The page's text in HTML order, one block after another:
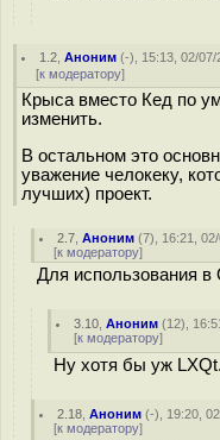
1.2 ,Аноним (-), 15:13, 02/07/
[к модератору]
Крыса вместо Кед по
изменить.
В остальном это
уважение челокеку,
лучших) проект.
2.7 ,Аноним (7), 16:21,
[к модератору]
Для использования
3.10 ,Аноним (12),
[к модератору]
Ну хотя бы уж LXQt.
2.18 ,Аноним (-), 19:20,
[к модератору]